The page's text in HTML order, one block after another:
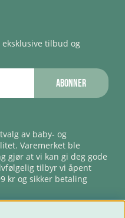
tilbud og
Abonner
av baby- og
Varemerket ble
gjør at vi kan gi deg gode
tilbyr vi åpent
kr og sikker betaling